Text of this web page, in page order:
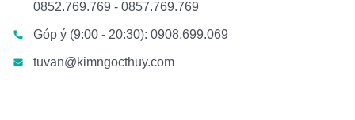
0852.769.769 - 0857.769.769
Góp ý (9:00 - 20:30): 0908.699.069
tuvan@kimngocthuy.com